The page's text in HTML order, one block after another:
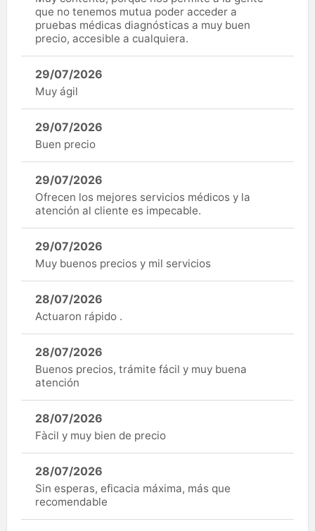
que no tenemos mutua poder acceder a
pruebas médicas diagnósticas a muy buen
precio, accesible a cualquiera.
29/07/2026
Muy ágil
29/07/2026
Buen precio
29/07/2026
Ofrecen los mejores servicios médicos y la
atención al cliente es impecable.
29/07/2026
Muy buenos precios y mil servicios
28/07/2026
Actuaron rápido .
28/07/2026
Buenos precios, trámite fácil y muy buena
atención
28/07/2026
Fàcil y muy bien de precio
28/07/2026
Sin esperas, eficacia máxima, más que
recomendable